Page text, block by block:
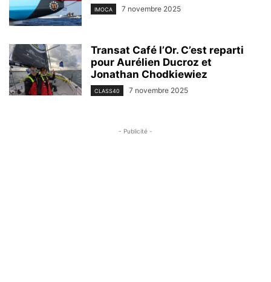
IMOCA 7 novembre 2025
Transat Café l’Or. C’est reparti
pour Aurélien Ducroz et
Jonathan Chodkiewiez
CLASS40 7 novembre 2025
- Publicité -